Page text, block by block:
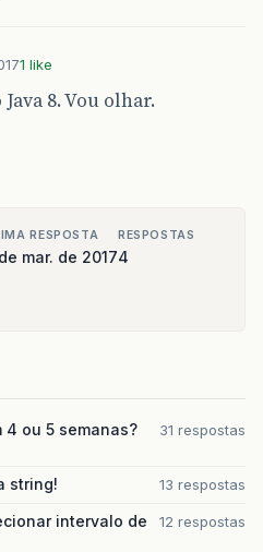
1 like
8. Vou olhar.
RESPOSTA
mar. de 2017
RESPOSTAS
4
4 ou 5 semanas?
31 respostas
string! 13 respostas
intervalo de
12 respostas